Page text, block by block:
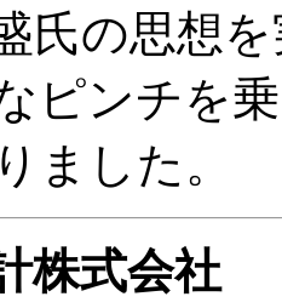
氏の思想
ピンチを
ました。
株式会社